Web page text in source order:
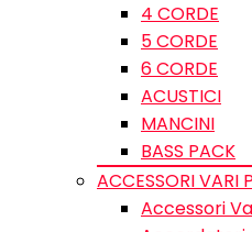
4 CORDE
5 CORDE
6 CORDE
ACUSTICI
MANCINI
BASS PACK
ACCESSORI VARI
Accessori